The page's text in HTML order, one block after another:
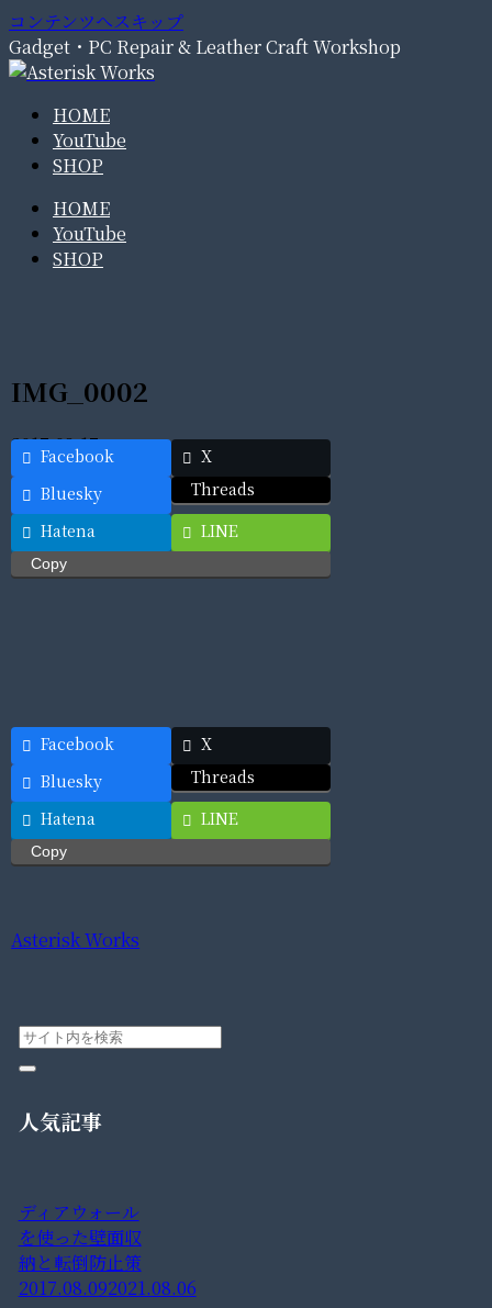
コンテンツへスキップ
Gadget・PC Repair & Leather Craft Workshop
HOME
YouTube
SHOP
HOME
YouTube
SHOP
IMG_0002
2017.08.17
Facebook
X
Bluesky
Threads
Hatena
LINE
Copy
Facebook
X
Bluesky
Threads
Hatena
LINE
Copy
Asterisk Works
人気記事
ディアウォール
を使った壁面収
納と転倒防止策
2017.08.092021.08.06